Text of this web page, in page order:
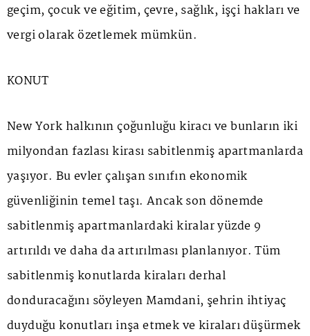
geçim, çocuk ve eğitim, çevre, sağlık, işçi hakları ve
vergi olarak özetlemek mümkün.
KONUT
New York halkının çoğunluğu kiracı ve bunların iki
milyondan fazlası kirası sabitlenmiş apartmanlarda
yaşıyor. Bu evler çalışan sınıfın ekonomik
güvenliğinin temel taşı. Ancak son dönemde
sabitlenmiş apartmanlardaki kiralar yüzde 9
artırıldı ve daha da artırılması planlanıyor. Tüm
sabitlenmiş konutlarda kiraları derhal
donduracağını söyleyen Mamdani, şehrin ihtiyaç
duyduğu konutları inşa etmek ve kiraları düşürmek